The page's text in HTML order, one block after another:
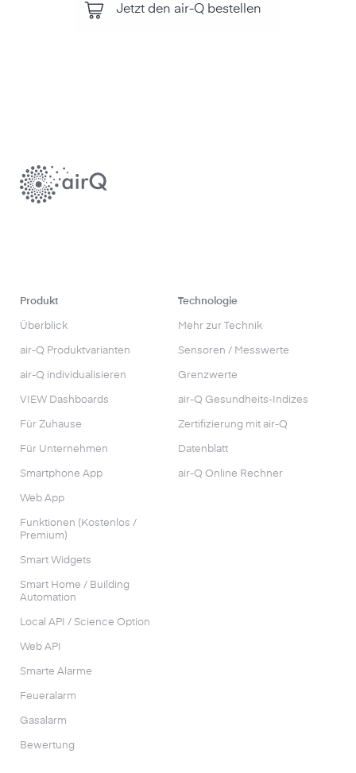
Jetzt den air-Q bestellen
Produkt
Überblick
air-Q Produktvarianten
air-Q individualisieren
VIEW Dashboards
Für Zuhause
Für Unternehmen
Smartphone App
Web App
Funktionen (Kostenlos /
Premium)
Smart Widgets
Smart Home / Building
Automation
Local API / Science Option
Web API
Smarte Alarme
Feueralarm
Gasalarm
Bewertung
Technologie
Mehr zur Technik
Sensoren / Messwerte
Grenzwerte
air-Q Gesundheits-Indizes
Zertifizierung mit air-Q
Datenblatt
air-Q Online Rechner